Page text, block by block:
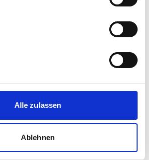
Alle zulassen
Ablehnen
Maklerprofil ansehen